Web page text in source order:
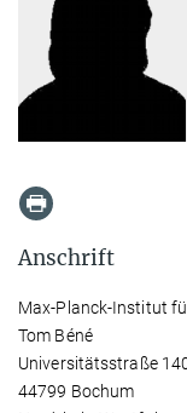
Anschrift
Max-Planck-Institut
Tom Béné
Universitätsstraße
44799 Bochum